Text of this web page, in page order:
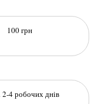
грн
2-4 робочих днів